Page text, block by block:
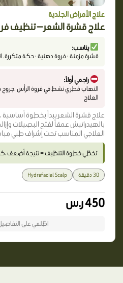
علاج الأمراض الجلدية
علاج قشرة الشعر — تنظيف
يناسب:
قشرة مزمنة · فروة دهنية · حكة
راجعي أولاً:
التهاب فطري نشط في فروة الرأس
العلاج
علاج قشرة الشعر يبدأ بخطوة أساسية
بالهيدراتيش عمقاً لفتح البصيلات
العلاجي المناسب تحت إشراف طبي
تخطّي خطوة التنظيف = نتيجة أضعف
30 دقيقة Hydrafacial Scalp
450 ر.س
اطّلعي على